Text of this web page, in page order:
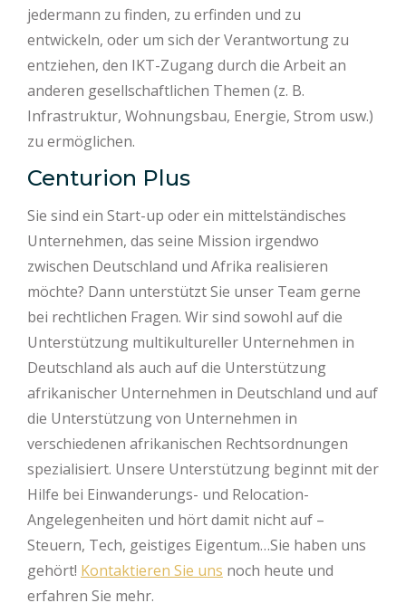
jedermann zu finden, zu erfinden und zu
entwickeln, oder um sich der Verantwortung zu
entziehen, den IKT-Zugang durch die Arbeit an
anderen gesellschaftlichen Themen (z. B.
Infrastruktur, Wohnungsbau, Energie, Strom usw.)
zu ermöglichen.
Centurion Plus
Sie sind ein Start-up oder ein mittelständisches
Unternehmen, das seine Mission irgendwo
zwischen Deutschland und Afrika realisieren
möchte? Dann unterstützt Sie unser Team gerne
bei rechtlichen Fragen. Wir sind sowohl auf die
Unterstützung multikultureller Unternehmen in
Deutschland als auch auf die Unterstützung
afrikanischer Unternehmen in Deutschland und auf
die Unterstützung von Unternehmen in
verschiedenen afrikanischen Rechtsordnungen
spezialisiert. Unsere Unterstützung beginnt mit der
Hilfe bei Einwanderungs- und Relocation-
Angelegenheiten und hört damit nicht auf –
Steuern, Tech, geistiges Eigentum…Sie haben uns
gehört! Kontaktieren Sie uns noch heute und
erfahren Sie mehr.